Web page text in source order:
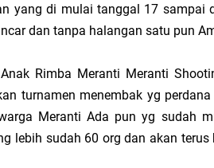
Hari Bhakti Adhyaksa, Kapolres Meranti Beri
Pelepasan TEP 2026 IPB University, Wamen
AKBP Gede Adi Pimpin Apel Perdana, Titip
yang di mulai tanggal 17 sampai
dan tanpa halangan satu pun
Rimba Meranti Meranti
turnamen menembak yg
Meranti Ada pun yg sudah
lebih sudah 60 org dan akan